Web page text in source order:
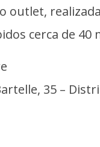
outlet,
cerca de 40
35 –